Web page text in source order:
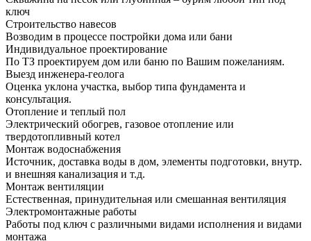
ключ
Строительство навесов
Возводим в процессе постройки дома или бани
Индивидуальное проектирование
По ТЗ проектируем дом или баню по Вашим пожеланиям.
Выезд инженера-геолога
Оценка уклона участка, выбор типа фундамента и
консультация.
Отопление и теплый пол
Электрический обогрев, газовое отопление или
твердотопливный котел
Монтаж водоснабжения
Источник, доставка воды в дом, элементы подготовки, внутр.
и внешняя канализация и т.д.
Монтаж вентиляции
Естественная, принудительная или смешанная вентиляция
Электромонтажные работы
Работы под ключ с различными видами исполнения и видами
монтажа